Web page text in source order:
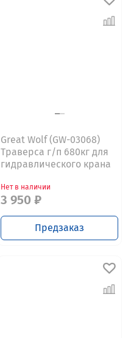
Great Wolf (GW-03068)
Траверса г/п 680кг для
гидравлического крана
Нет в наличии
3 950 ₽
Предзаказ